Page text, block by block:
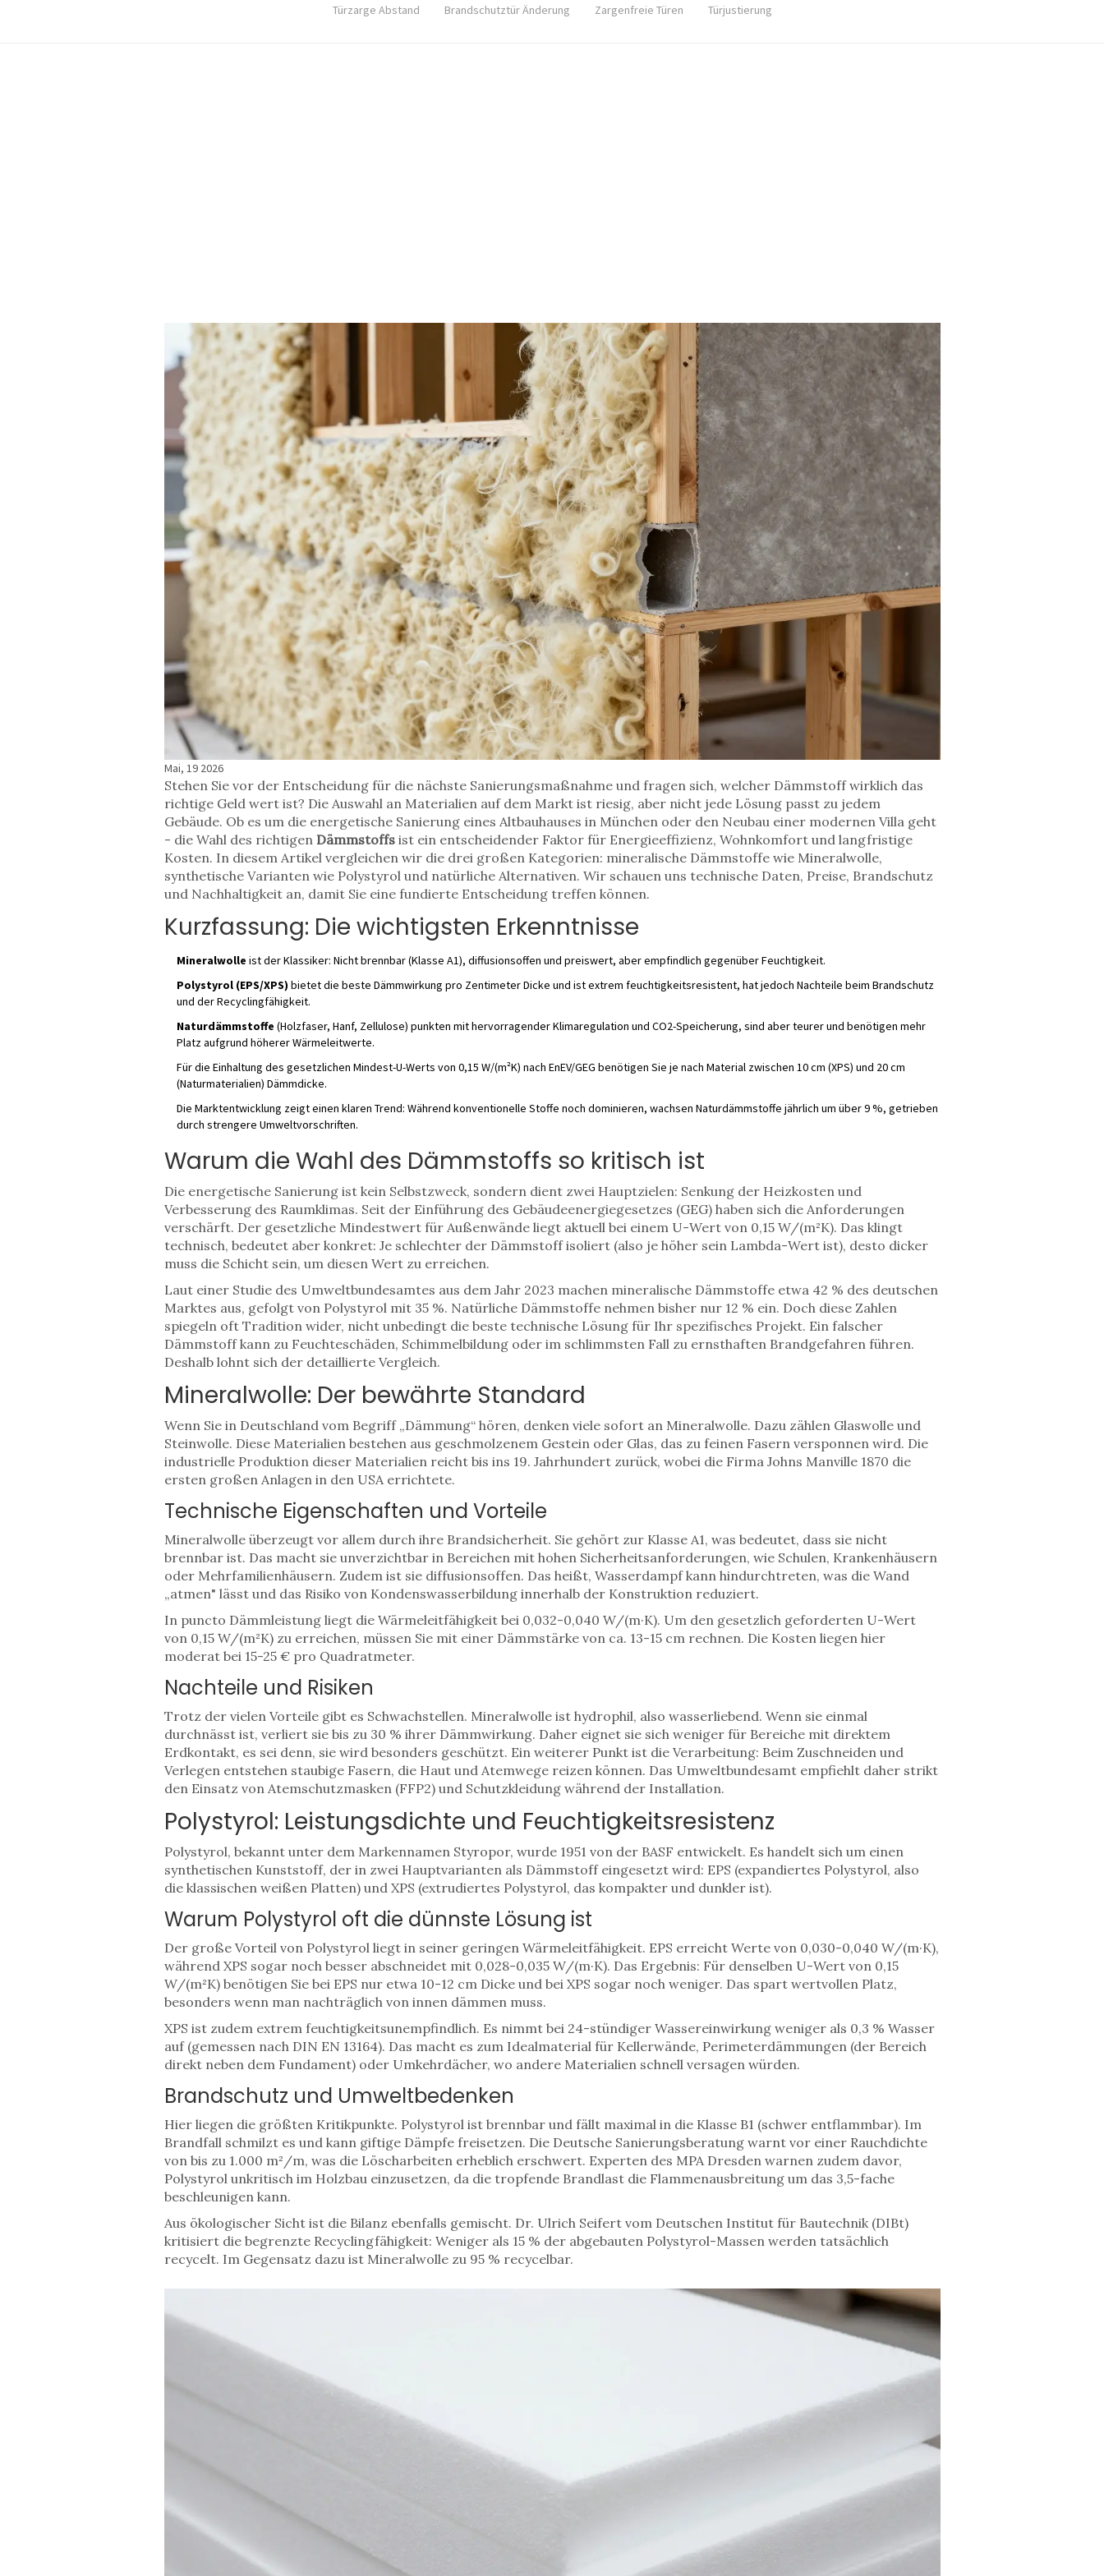
Türzarge Abstand Brandschutztür Änderung Zargenfreie Türen Türjustierung
Mai, 19 2026
Stehen Sie vor der Entscheidung für die nächste Sanierungsmaßnahme und fragen sich, welcher Dämmstoff wirklich das
richtige Geld wert ist? Die Auswahl an Materialien auf dem Markt ist riesig, aber nicht jede Lösung passt zu jedem
Gebäude. Ob es um die energetische Sanierung eines Altbauhauses in München oder den Neubau einer modernen Villa geht
- die Wahl des richtigen Dämmstoffsist ein entscheidender Faktor für Energieeffizienz, Wohnkomfort und langfristige
Kosten. In diesem Artikel vergleichen wir die drei großen Kategorien: mineralische Dämmstoffe wie Mineralwolle,
synthetische Varianten wie Polystyrol und natürliche Alternativen. Wir schauen uns technische Daten, Preise, Brandschutz
und Nachhaltigkeit an, damit Sie eine fundierte Entscheidung treffen können.
Kurzfassung: Die wichtigsten Erkenntnisse
Mineralwolle ist der Klassiker: Nicht brennbar (Klasse A1), diffusionsoffen und preiswert, aber empfindlich gegenüber Feuchtigkeit.
Polystyrol (EPS/XPS) bietet die beste Dämmwirkung pro Zentimeter Dicke und ist extrem feuchtigkeitsresistent, hat jedoch Nachteile beim Brandschutz
und der Recyclingfähigkeit.
Naturdämmstoffe (Holzfaser, Hanf, Zellulose) punkten mit hervorragender Klimaregulation und CO2-Speicherung, sind aber teurer und benötigen mehr
Platz aufgrund höherer Wärmeleitwerte.
Für die Einhaltung des gesetzlichen Mindest-U-Werts von 0,15 W/(m²K) nach EnEV/GEG benötigen Sie je nach Material zwischen 10 cm (XPS) und 20 cm
(Naturmaterialien) Dämmdicke.
Die Marktentwicklung zeigt einen klaren Trend: Während konventionelle Stoffe noch dominieren, wachsen Naturdämmstoffe jährlich um über 9 %, getrieben
durch strengere Umweltvorschriften.
Warum die Wahl des Dämmstoffs so kritisch ist
Die energetische Sanierung ist kein Selbstzweck, sondern dient zwei Hauptzielen: Senkung der Heizkosten und
Verbesserung des Raumklimas. Seit der Einführung des Gebäudeenergiegesetzes (GEG) haben sich die Anforderungen
verschärft. Der gesetzliche Mindestwert für Außenwände liegt aktuell bei einem U-Wert von 0,15 W/(m²K). Das klingt
technisch, bedeutet aber konkret: Je schlechter der Dämmstoff isoliert (also je höher sein Lambda-Wert ist), desto dicker
muss die Schicht sein, um diesen Wert zu erreichen.
Laut einer Studie des Umweltbundesamtes aus dem Jahr 2023 machen mineralische Dämmstoffe etwa 42 % des deutschen
Marktes aus, gefolgt von Polystyrol mit 35 %. Natürliche Dämmstoffe nehmen bisher nur 12 % ein. Doch diese Zahlen
spiegeln oft Tradition wider, nicht unbedingt die beste technische Lösung für Ihr spezifisches Projekt. Ein falscher
Dämmstoff kann zu Feuchteschäden, Schimmelbildung oder im schlimmsten Fall zu ernsthaften Brandgefahren führen.
Deshalb lohnt sich der detaillierte Vergleich.
Mineralwolle: Der bewährte Standard
Wenn Sie in Deutschland vom Begriff „Dämmung“ hören, denken viele sofort an Mineralwolle. Dazu zählen Glaswolle und
Steinwolle. Diese Materialien bestehen aus geschmolzenem Gestein oder Glas, das zu feinen Fasern versponnen wird. Die
industrielle Produktion dieser Materialien reicht bis ins 19. Jahrhundert zurück, wobei die Firma Johns Manville 1870 die
ersten großen Anlagen in den USA errichtete.
Technische Eigenschaften und Vorteile
Mineralwolle überzeugt vor allem durch ihre Brandsicherheit. Sie gehört zur Klasse A1, was bedeutet, dass sie nicht
brennbar ist. Das macht sie unverzichtbar in Bereichen mit hohen Sicherheitsanforderungen, wie Schulen, Krankenhäusern
oder Mehrfamilienhäusern. Zudem ist sie diffusionsoffen. Das heißt, Wasserdampf kann hindurchtreten, was die Wand
„atmen" lässt und das Risiko von Kondenswasserbildung innerhalb der Konstruktion reduziert.
In puncto Dämmleistung liegt die Wärmeleitfähigkeit bei 0,032-0,040 W/(m·K). Um den gesetzlich geforderten U-Wert
von 0,15 W/(m²K) zu erreichen, müssen Sie mit einer Dämmstärke von ca. 13-15 cm rechnen. Die Kosten liegen hier
moderat bei 15-25 € pro Quadratmeter.
Nachteile und Risiken
Trotz der vielen Vorteile gibt es Schwachstellen. Mineralwolle ist hydrophil, also wasserliebend. Wenn sie einmal
durchnässt ist, verliert sie bis zu 30 % ihrer Dämmwirkung. Daher eignet sie sich weniger für Bereiche mit direktem
Erdkontakt, es sei denn, sie wird besonders geschützt. Ein weiterer Punkt ist die Verarbeitung: Beim Zuschneiden und
Verlegen entstehen staubige Fasern, die Haut und Atemwege reizen können. Das Umweltbundesamt empfiehlt daher strikt
den Einsatz von Atemschutzmasken (FFP2) und Schutzkleidung während der Installation.
Polystyrol: Leistungsdichte und Feuchtigkeitsresistenz
Polystyrol, bekannt unter dem Markennamen Styropor, wurde 1951 von der BASF entwickelt. Es handelt sich um einen
synthetischen Kunststoff, der in zwei Hauptvarianten als Dämmstoff eingesetzt wird: EPS (expandiertes Polystyrol, also
die klassischen weißen Platten) und XPS (extrudiertes Polystyrol, das kompakter und dunkler ist).
Warum Polystyrol oft die dünnste Lösung ist
Der große Vorteil von Polystyrol liegt in seiner geringen Wärmeleitfähigkeit. EPS erreicht Werte von 0,030-0,040 W/(m·K),
während XPS sogar noch besser abschneidet mit 0,028-0,035 W/(m·K). Das Ergebnis: Für denselben U-Wert von 0,15
W/(m²K) benötigen Sie bei EPS nur etwa 10-12 cm Dicke und bei XPS sogar noch weniger. Das spart wertvollen Platz,
besonders wenn man nachträglich von innen dämmen muss.
XPS ist zudem extrem feuchtigkeitsunempfindlich. Es nimmt bei 24-stündiger Wassereinwirkung weniger als 0,3 % Wasser
auf (gemessen nach DIN EN 13164). Das macht es zum Idealmaterial für Kellerwände, Perimeterdämmungen (der Bereich
direkt neben dem Fundament) oder Umkehrdächer, wo andere Materialien schnell versagen würden.
Brandschutz und Umweltbedenken
Hier liegen die größten Kritikpunkte. Polystyrol ist brennbar und fällt maximal in die Klasse B1 (schwer entflammbar). Im
Brandfall schmilzt es und kann giftige Dämpfe freisetzen. Die Deutsche Sanierungsberatung warnt vor einer Rauchdichte
von bis zu 1.000 m²/m, was die Löscharbeiten erheblich erschwert. Experten des MPA Dresden warnen zudem davor,
Polystyrol unkritisch im Holzbau einzusetzen, da die tropfende Brandlast die Flammenausbreitung um das 3,5-fache
beschleunigen kann.
Aus ökologischer Sicht ist die Bilanz ebenfalls gemischt. Dr. Ulrich Seifert vom Deutschen Institut für Bautechnik (DIBt)
kritisiert die begrenzte Recyclingfähigkeit: Weniger als 15 % der abgebauten Polystyrol-Massen werden tatsächlich
recycelt. Im Gegensatz dazu ist Mineralwolle zu 95 % recycelbar.